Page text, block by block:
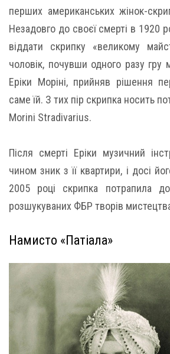
перших американських жінок-
Незадовго до своєї смерті в 1920
віддати скрипку «великому
чоловік, почувши одного разу гру
Еріки Моріні, прийняв рішення
саме їй. З тих пір скрипка носить
Morini Stradivarius.
Після смерті Еріки музичний
чином зник з її квартири, і досі
2005 році скрипка потрапила
розшукуваних ФБР творів
Намисто «Патіала»